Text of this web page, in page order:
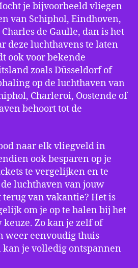
je bijvoorbeeld vliegen
van Schiphol, Eindhoven,
de Gaulle, dan is het
deze luchthavens te laten
ook voor bekende
zoals Düsseldorf of
op de luchthaven van
Charleroi, Oostende of
behoort tot de
naar elk vliegveld in
ook besparen op je
te vergelijken en te
luchthaven van jouw
van vakantie? Het is
om je op te halen bij het
Zo kan je zelf of
weer eenvoudig thuis
je volledig ontspannen